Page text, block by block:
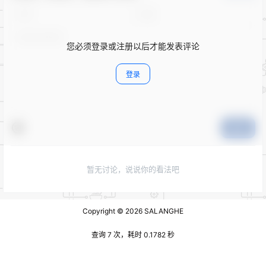
您必须登录或注册以后才能发表评论
登录
暂无讨论，说说你的看法吧
Copyright © 2026 SALANGHE
查询 7 次，耗时 0.1782 秒